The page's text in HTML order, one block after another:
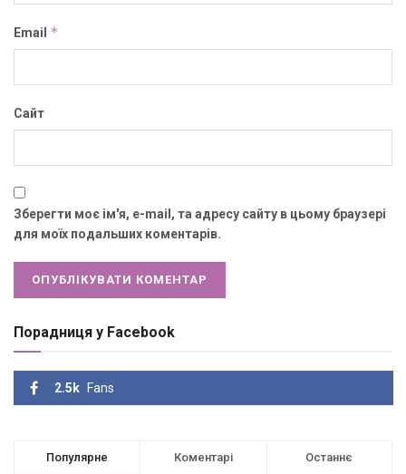
Email *
Сайт
Зберегти моє ім'я, e-mail, та адресу сайту в цьому браузері
для моїх подальших коментарів.
Порадниця у Facebook
2.5k Fans
Популярне Коментарі Останнє